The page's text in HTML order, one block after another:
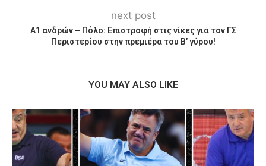
next post
Α1 ανδρών – Πόλο: Επιστροφή στις νίκες για τον ΓΣ
Περιστερίου στην πρεμιέρα του Β’ γύρου!
YOU MAY ALSO LIKE